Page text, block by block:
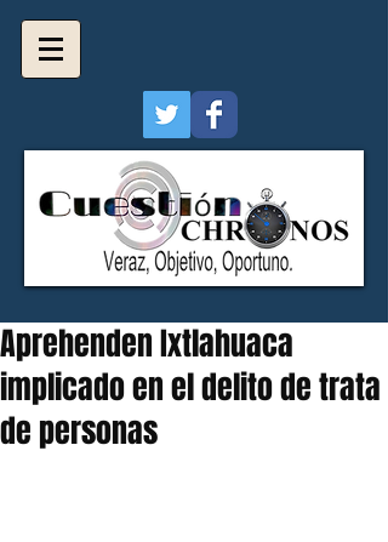
Aprehenden Ixtlahuaca
implicado en el delito de trata
de personas